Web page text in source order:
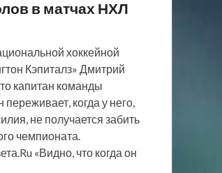
в матчах НХЛ
хоккейной
Кэпиталз» Дмитрий
капитан команды
когда у него,
не получается забить
чемпионата.
«Видно, что когда он